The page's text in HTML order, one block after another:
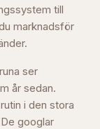
till
marknadsför
ser
år sedan.
i den stora
googlar